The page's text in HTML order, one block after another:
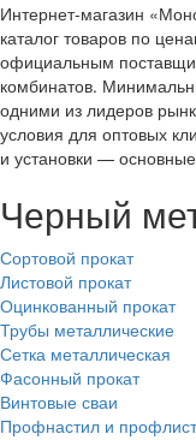
Интернет-магазин
каталог товаров по
официальным
комбинатов.
одними из лидеров
условия для оптовых
и установки —
Черный
Сортовой прокат
Листовой прокат
Оцинкованный прокат
Трубы металлические
Сетка металлическая
Фасонный прокат
Винтовые сваи
Профнастил и